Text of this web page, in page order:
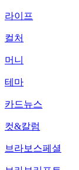
라이프
컬처
머니
테마
카드뉴스
컷&칼럼
브라보스페셜